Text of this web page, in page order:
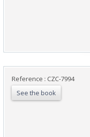
Reference : CZC-7994
See the book